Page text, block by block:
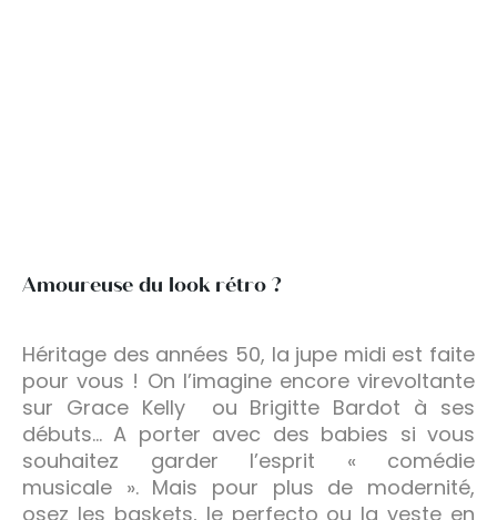
Amoureuse du look rétro ?
Héritage des années 50, la jupe midi est faite
pour vous ! On l’imagine encore virevoltante
sur Grace Kelly ou Brigitte Bardot à ses
débuts… A porter avec des babies si vous
souhaitez garder l’esprit « comédie
musicale ». Mais pour plus de modernité,
osez les baskets, le perfecto ou la veste en